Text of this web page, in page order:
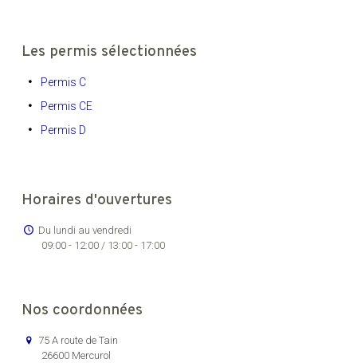
Les permis sélectionnées
Permis C
Permis CE
Permis D
Horaires d'ouvertures
Du lundi au vendredi
09:00 - 12:00 / 13:00 - 17:00
Nos coordonnées
75 A route de Tain
26600 Mercurol